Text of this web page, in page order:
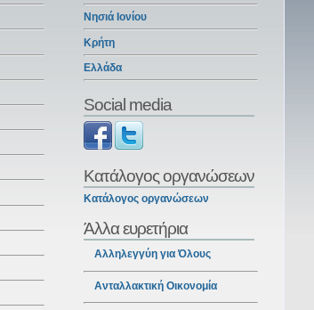
Νησιά Ιονίου
Κρήτη
Ελλάδα
Social media
Κατάλογος οργανώσεων
Κατάλογος οργανώσεων
Άλλα ευρετήρια
Αλληλεγγύη για Όλους
Ανταλλακτική Οικονομία